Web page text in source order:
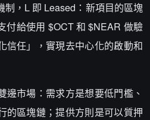
制，L 即 Leased：新項目的區塊
付給使用 $OCT 和 $NEAR 做驗
信任」，實現去中心化的啟動和
邊市場：需求方是想要低門檻、
的區塊鏈；提供方則是可以質押